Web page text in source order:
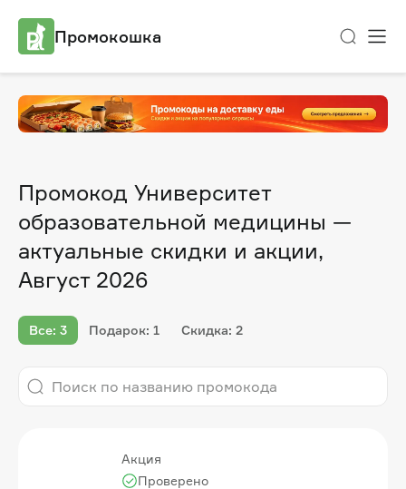
Промокошка
Промокод Университет
образовательной медицины —
актуальные скидки и акции,
Август 2026
Все: 3 Подарок: 1 Скидка: 2
Акция
Проверено